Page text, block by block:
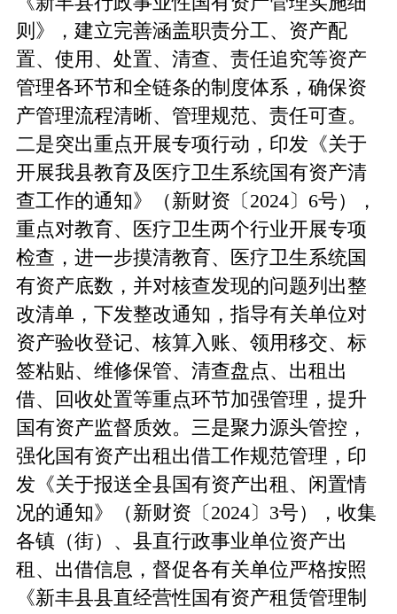
则》，建立完善涵盖职责分工、资产配
置、使用、处置、清查、责任追究等资产
管理各环节和全链条的制度体系，确保资
产管理流程清晰、管理规范、责任可查。
二是突出重点开展专项行动，印发《关于
开展我县教育及医疗卫生系统国有资产清
查工作的通知》（新财资〔2024〕6号），
重点对教育、医疗卫生两个行业开展专项
检查，进一步摸清教育、医疗卫生系统国
有资产底数，并对核查发现的问题列出整
改清单，下发整改通知，指导有关单位对
资产验收登记、核算入账、领用移交、标
签粘贴、维修保管、清查盘点、出租出
借、回收处置等重点环节加强管理，提升
国有资产监督质效。三是聚力源头管控，
强化国有资产出租出借工作规范管理，印
发《关于报送全县国有资产出租、闲置情
况的通知》（新财资〔2024〕3号），收集
各镇（街）、县直行政事业单位资产出
租、出借信息，督促各有关单位严格按照
《新丰县县直经营性国有资产租赁管理制